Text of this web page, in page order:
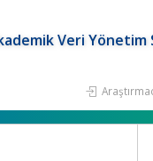
Veri Yönetim